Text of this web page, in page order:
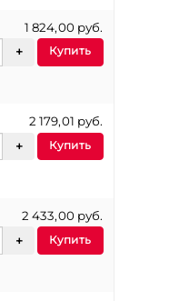
1 824,00 руб.
Купить
2 179,01 руб.
Купить
2 433,00 руб.
Купить